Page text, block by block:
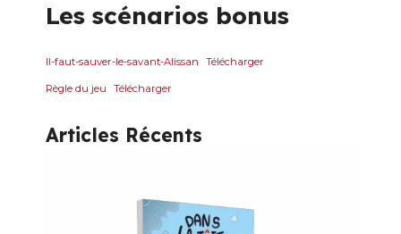
Les scénarios bonus
Il-faut-sauver-le-savant-Alissan Télécharger
Règle du jeu Télécharger
Articles Récents